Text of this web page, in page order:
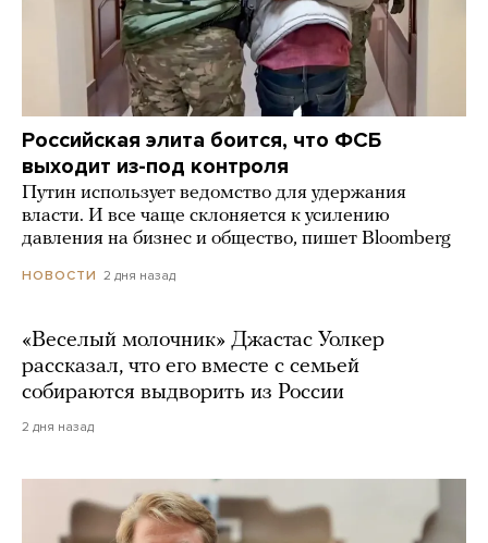
Российская элита боится, что ФСБ
выходит из-под контроля
Путин использует ведомство для удержания
власти. И все чаще склоняется к усилению
давления на бизнес и общество, пишет Bloomberg
НОВОСТИ 2 дня назад
«Веселый молочник» Джастас Уолкер
рассказал, что его вместе с семьей
собираются выдворить из России
2 дня назад